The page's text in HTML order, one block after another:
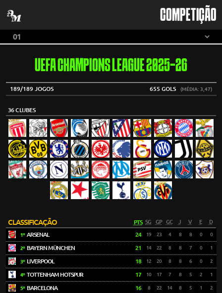
COMPETIÇÃO
UEFA CHAMPIONS LEAGUE 2025-26
189/189 JOGOS 655 GOLS (MÉDIA: 3,47)
36 CLUBES
CLASSIFICAÇÃO PTS SG GP GC J V E D
1º ARSENAL 24 19 23 4 8 8 0 0
2º BAYERN MÜNCHEN 21 14 22 8 8 7 0 1
3º LIVERPOOL 18 12 20 8 8 6 0 2
4º TOTTENHAM HOTSPUR 17 10 17 7 8 5 2 1
5º BARCELONA 16 8 22 14 8 5 1 2